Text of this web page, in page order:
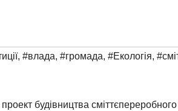
, #влада, #громада, #Екологія,
будівництва